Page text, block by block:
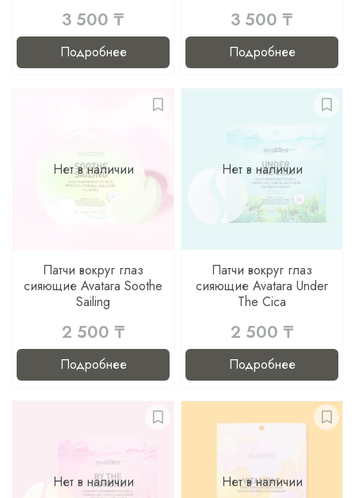
3 500 ₸
Подробнее
3 500 ₸
Подробнее
Нет в наличии
Патчи вокруг глаз
сияющие Avatara Soothe
Sailing
2 500 ₸
Подробнее
Нет в наличии
Патчи вокруг глаз
сияющие Avatara Under
The Cica
2 500 ₸
Подробнее
Нет в наличии Нет в наличии